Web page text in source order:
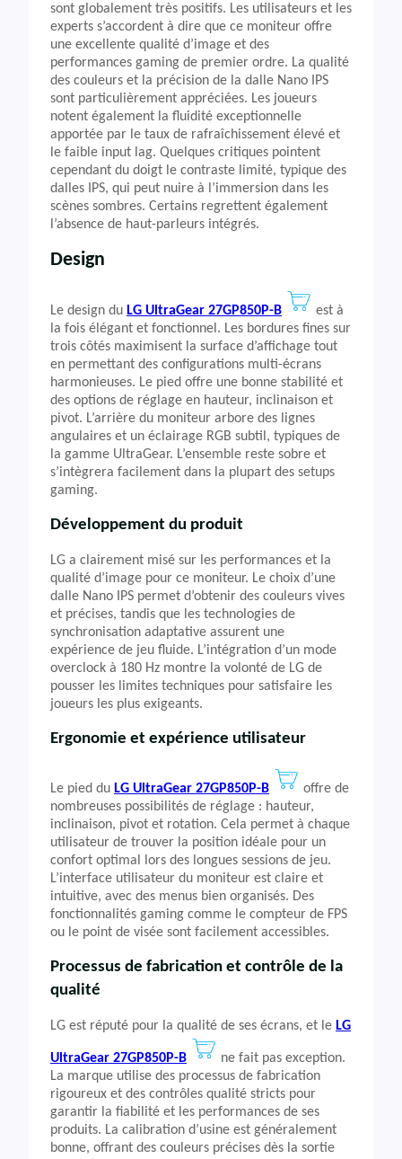
sont globalement très positifs. Les utilisateurs et les
experts s’accordent à dire que ce moniteur offre
une excellente qualité d’image et des
performances gaming de premier ordre. La qualité
des couleurs et la précision de la dalle Nano IPS
sont particulièrement appréciées. Les joueurs
notent également la fluidité exceptionnelle
apportée par le taux de rafraîchissement élevé et
le faible input lag. Quelques critiques pointent
cependant du doigt le contraste limité, typique des
dalles IPS, qui peut nuire à l’immersion dans les
scènes sombres. Certains regrettent également
l’absence de haut-parleurs intégrés.
Design
Le design du LG UltraGear 27GP850P-B
est à
la fois élégant et fonctionnel. Les bordures fines sur
trois côtés maximisent la surface d’affichage tout
en permettant des configurations multi-écrans
harmonieuses. Le pied offre une bonne stabilité et
des options de réglage en hauteur, inclinaison et
pivot. L’arrière du moniteur arbore des lignes
angulaires et un éclairage RGB subtil, typiques de
la gamme UltraGear. L’ensemble reste sobre et
s’intègrera facilement dans la plupart des setups
gaming.
Développement du produit
LG a clairement misé sur les performances et la
qualité d’image pour ce moniteur. Le choix d’une
dalle Nano IPS permet d’obtenir des couleurs vives
et précises, tandis que les technologies de
synchronisation adaptative assurent une
expérience de jeu fluide. L’intégration d’un mode
overclock à 180 Hz montre la volonté de LG de
pousser les limites techniques pour satisfaire les
joueurs les plus exigeants.
Ergonomie et expérience utilisateur
Le pied du LG UltraGear 27GP850P-B
offre de
nombreuses possibilités de réglage : hauteur,
inclinaison, pivot et rotation. Cela permet à chaque
utilisateur de trouver la position idéale pour un
confort optimal lors des longues sessions de jeu.
L’interface utilisateur du moniteur est claire et
intuitive, avec des menus bien organisés. Des
fonctionnalités gaming comme le compteur de FPS
ou le point de visée sont facilement accessibles.
Processus de fabrication et contrôle de la
qualité
LG est réputé pour la qualité de ses écrans, et le LG
UltraGear 27GP850P-B
ne fait pas exception.
La marque utilise des processus de fabrication
rigoureux et des contrôles qualité stricts pour
garantir la fiabilité et les performances de ses
produits. La calibration d’usine est généralement
bonne, offrant des couleurs précises dès la sortie